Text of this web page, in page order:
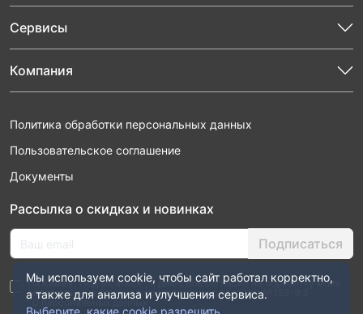
Сервисы
Компания
Политика обработки персональных данных
Пользовательское соглашение
Документы
Рассылка о скидках и новинках
Подписаться
Нажимая “Подписаться”, я даю свое согласие на обработку моих
персональных данных в соответствии с законом №152-ФЗ
“О персональных данных”
Мы используем cookie, чтобы сайт работал корректно,
а также для анализа и улучшения сервиса.
Выберите, какие cookie разрешить